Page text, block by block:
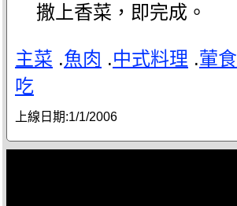
撒上香菜，即完成。
主菜 .魚肉 .中式料理 .葷食
吃
上線日期:1/1/2006